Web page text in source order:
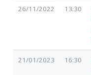
26/11/2022 13:30
21/01/2023 16:30